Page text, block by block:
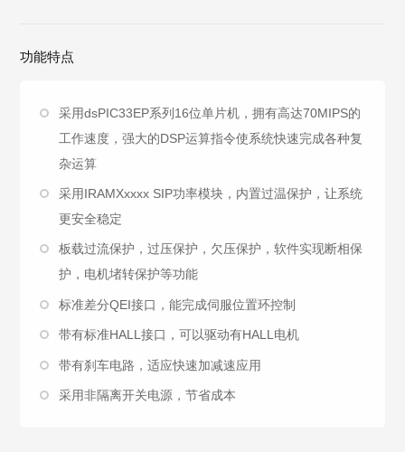
功能特点
采用dsPIC33EP系列16位单片机，拥有高达70MIPS的
工作速度，强大的DSP运算指令使系统快速完成各种复
杂运算
采用IRAMXxxxx SIP功率模块，内置过温保护，让系统
更安全稳定
板载过流保护，过压保护，欠压保护，软件实现断相保
护，电机堵转保护等功能
标准差分QEI接口，能完成伺服位置环控制
带有标准HALL接口，可以驱动有HALL电机
带有刹车电路，适应快速加减速应用
采用非隔离开关电源，节省成本